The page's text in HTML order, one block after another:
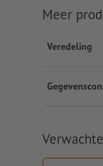
Meer
Veredeling